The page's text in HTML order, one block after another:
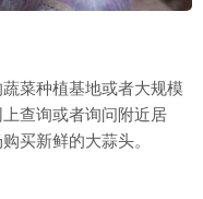
菜种植基地或者大规模
查询或者询问附近居
买新鲜的大蒜头。